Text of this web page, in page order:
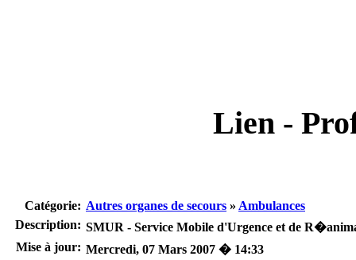
Lien -
Catégorie: Autres organes de secours » Ambulances
Description: SMUR - Service Mobile d'Urgence et de
Mise à jour: Mercredi, 07 Mars 2007 � 14:33